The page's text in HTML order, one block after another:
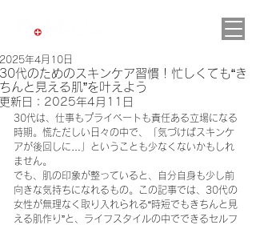
30代のためのスキンケア習慣！忙しくても“き
ちんと見える肌”を叶えよう
2025年4月10日
更新日： 2025年4月11日
30代は、仕事もプライベートも責任ある立場になる
時期。慌ただしい日々の中で、「気づけばスキンケ
アが後回しに…」ということも少なくないかもしれ
ません。
でも、肌の印象が整っていると、自分自身も少し前
向きな気持ちになれるもの。この記事では、30代の
女性が無理なく取り入れられる“時短でもきちんと見
える肌作り”と、ライフスタイルの中でできるセルフ